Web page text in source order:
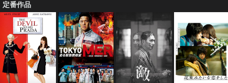
定番作品